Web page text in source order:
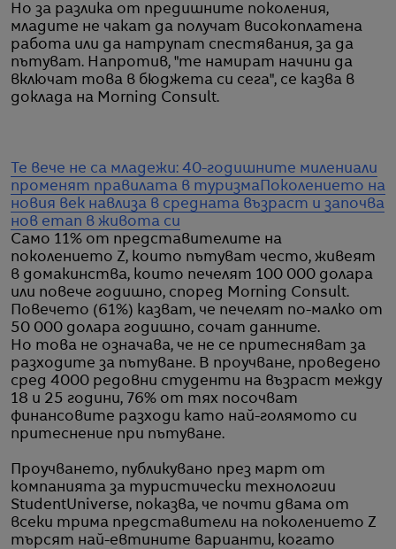
Но за разлика от предишните поколения,
младите не чакат да получат високоплатена
работа или да натрупат спестявания, за да
пътуват. Напротив, "те намират начини да
включат това в бюджета си сега", се казва в
доклада на Morning Consult.
Те вече не са младежи: 40-годишните милениали
променят правилата в туризма Поколението на
новия век навлиза в средната възраст и започва
нов етап в живота си
Само 11% от представителите на
поколението Z, които пътуват често, живеят
в домакинства, които печелят 100 000 долара
или повече годишно, според Morning Consult.
Повечето (61%) казват, че печелят по-малко от
50 000 долара годишно, сочат данните.
Но това не означава, че не се притесняват за
разходите за пътуване. В проучване, проведено
сред 4000 редовни студенти на възраст между
18 и 25 години, 76% от тях посочват
финансовите разходи като най-голямото си
притеснение при пътуване.
Проучването, публикувано през март от
компанията за туристически технологии
StudentUniverse, показва, че почти двама от
всеки трима представители на поколението Z
търсят най-евтините варианти, когато